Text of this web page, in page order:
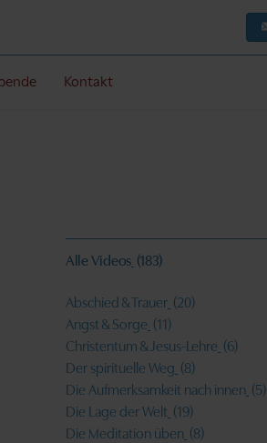
Kontakt
Alle Videos (183)
Abschied & Trauer (20)
Angst & Sorge (11)
Christentum & Jesus-Lehre (6)
Der spirituelle Weg (8)
Die Aufmerksamkeit nach innen (5)
Die Lage der Welt (19)
Die Meditation üben (8)